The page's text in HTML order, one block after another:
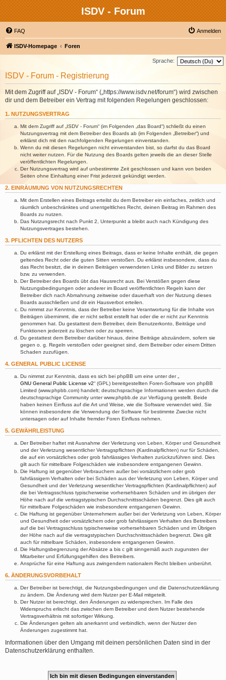
ISDV - Forum
FAQ Anmelden
ISDV-Homepage Foren
Sprache:
ISDV - Forum - Registrierung
Mit dem Zugriff auf „ISDV - Forum“ („https://www.isdv.net/forum“) wird zwischen
dir und dem Betreiber ein Vertrag mit folgenden Regelungen geschlossen:
1. NUTZUNGSVERTRAG
Mit dem Zugriff auf „ISDV - Forum“ (im Folgenden „das Board“) schließt du einen
Nutzungsvertrag mit dem Betreiber des Boards ab (im Folgenden „Betreiber“) und
erklärst dich mit den nachfolgenden Regelungen einverstanden.
Wenn du mit diesen Regelungen nicht einverstanden bist, so darfst du das Board
nicht weiter nutzen. Für die Nutzung des Boards gelten jeweils die an dieser Stelle
veröffentlichten Regelungen.
Der Nutzungsvertrag wird auf unbestimmte Zeit geschlossen und kann von beiden
Seiten ohne Einhaltung einer Frist jederzeit gekündigt werden.
2. EINRÄUMUNG VON NUTZUNGSRECHTEN
Mit dem Erstellen eines Beitrags erteilst du dem Betreiber ein einfaches, zeitlich und
räumlich unbeschränktes und unentgeltliches Recht, deinen Beitrag im Rahmen des
Boards zu nutzen.
Das Nutzungsrecht nach Punkt 2, Unterpunkt a bleibt auch nach Kündigung des
Nutzungsvertrages bestehen.
3. PFLICHTEN DES NUTZERS
Du erklärst mit der Erstellung eines Beitrags, dass er keine Inhalte enthält, die gegen
geltendes Recht oder die guten Sitten verstoßen. Du erklärst insbesondere, dass du
das Recht besitzt, die in deinen Beiträgen verwendeten Links und Bilder zu setzen
bzw. zu verwenden.
Der Betreiber des Boards übt das Hausrecht aus. Bei Verstößen gegen diese
Nutzungsbedingungen oder anderer im Board veröffentlichten Regeln kann der
Betreiber dich nach Abmahnung zeitweise oder dauerhaft von der Nutzung dieses
Boards ausschließen und dir ein Hausverbot erteilen.
Du nimmst zur Kenntnis, dass der Betreiber keine Verantwortung für die Inhalte von
Beiträgen übernimmt, die er nicht selbst erstellt hat oder die er nicht zur Kenntnis
genommen hat. Du gestattest dem Betreiber, dein Benutzerkonto, Beiträge und
Funktionen jederzeit zu löschen oder zu sperren.
Du gestattest dem Betreiber darüber hinaus, deine Beiträge abzuändern, sofern sie
gegen o. g. Regeln verstoßen oder geeignet sind, dem Betreiber oder einem Dritten
Schaden zuzufügen.
4. GENERAL PUBLIC LICENSE
Du nimmst zur Kenntnis, dass es sich bei phpBB um eine unter der „
GNU General Public License v2“ (GPL) bereitgestellten Foren-Software von phpBB
Limited (www.phpbb.com) handelt; deutschsprachige Informationen werden durch die
deutschsprachige Community unter www.phpbb.de zur Verfügung gestellt. Beide
haben keinen Einfluss auf die Art und Weise, wie die Software verwendet wird. Sie
können insbesondere die Verwendung der Software für bestimmte Zwecke nicht
untersagen oder auf Inhalte fremder Foren Einfluss nehmen.
5. GEWÄHRLEISTUNG
Der Betreiber haftet mit Ausnahme der Verletzung von Leben, Körper und Gesundheit
und der Verletzung wesentlicher Vertragspflichten (Kardinalpflichten) nur für Schäden,
die auf ein vorsätzliches oder grob fahrlässiges Verhalten zurückzuführen sind. Dies
gilt auch für mittelbare Folgeschäden wie insbesondere entgangenen Gewinn.
Die Haftung ist gegenüber Verbrauchern außer bei vorsätzlichem oder grob
fahrlässigem Verhalten oder bei Schäden aus der Verletzung von Leben, Körper und
Gesundheit und der Verletzung wesentlicher Vertragspflichten (Kardinalpflichten) auf
die bei Vertragsschluss typischerweise vorhersehbaren Schäden und im übrigen der
Höhe nach auf die vertragstypischen Durchschnittsschäden begrenzt. Dies gilt auch
für mittelbare Folgeschäden wie insbesondere entgangenen Gewinn.
Die Haftung ist gegenüber Unternehmern außer bei der Verletzung von Leben, Körper
und Gesundheit oder vorsätzlichem oder grob fahrlässigem Verhalten des Betreibers
auf die bei Vertragsschluss typischerweise vorhersehbaren Schäden und im Übrigen
der Höhe nach auf die vertragstypischen Durchschnittsschäden begrenzt. Dies gilt
auch für mittelbare Schäden, insbesondere entgangenen Gewinn.
Die Haftungsbegrenzung der Absätze a bis c gilt sinngemäß auch zugunsten der
Mitarbeiter und Erfüllungsgehilfen des Betreibers.
Ansprüche für eine Haftung aus zwingendem nationalem Recht bleiben unberührt.
6. ÄNDERUNGSVORBEHALT
Der Betreiber ist berechtigt, die Nutzungsbedingungen und die Datenschutzerklärung
zu ändern. Die Änderung wird dem Nutzer per E-Mail mitgeteilt.
Der Nutzer ist berechtigt, den Änderungen zu widersprechen. Im Falle des
Widerspruchs erlischt das zwischen dem Betreiber und dem Nutzer bestehende
Vertragsverhältnis mit sofortiger Wirkung.
Die Änderungen gelten als anerkannt und verbindlich, wenn der Nutzer den
Änderungen zugestimmt hat.
Informationen über den Umgang mit deinen persönlichen Daten sind in der
Datenschutzerklärung enthalten.